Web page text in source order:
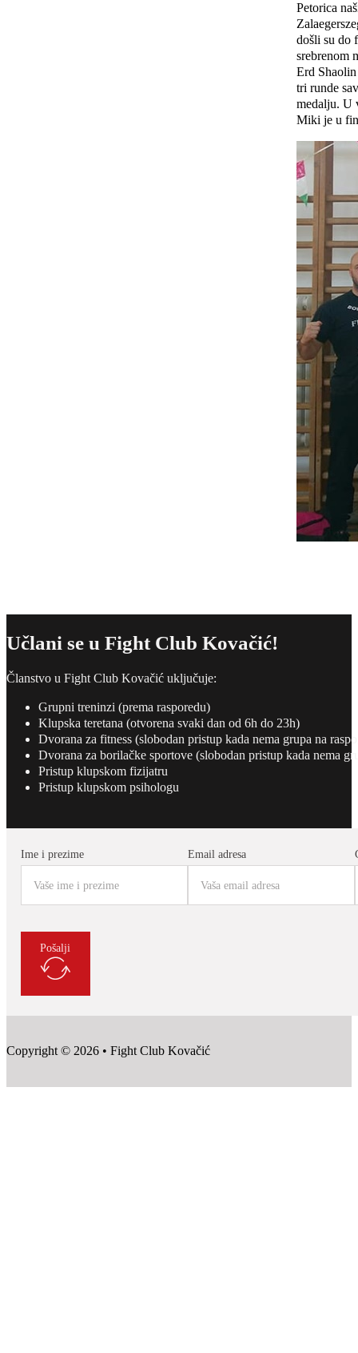
Petorica
došli su do
srebrenom
Erd
tri runde
medalju. U
Miki je u
Učlani se u Fight Club Kovačić!
Članstvo u Fight Club Kovačić uključuje:
Grupni treninzi (prema rasporedu)
Klupska teretana (otvorena svaki dan od 6h do 23h)
Dvorana za fitness (slobodan pristup kada nema grupa na
Dvorana za borilačke sportove (slobodan pristup kada nema
Pristup klupskom fizijatru
Pristup klupskom psihologu
Ime i prezime Email adresa
Pošalji
Copyright © 2026 • Fight Club Kovačić